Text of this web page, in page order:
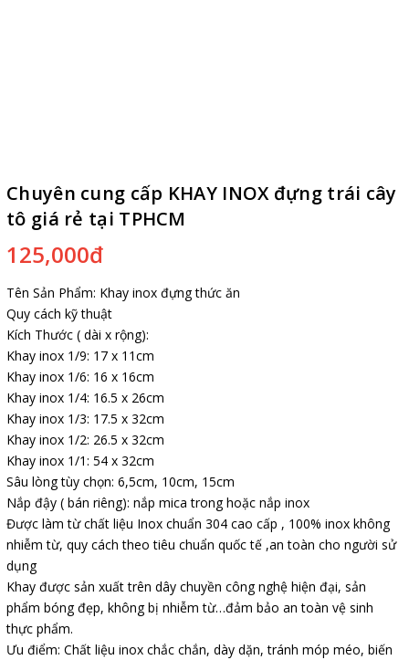
Chuyên cung cấp KHAY INOX đựng trái cây
tô giá rẻ tại TPHCM
125,000đ
Tên Sản Phẩm: Khay inox đựng thức ăn
Quy cách kỹ thuật
Kích Thước ( dài x rộng):
Khay inox 1/9: 17 x 11cm
Khay inox 1/6: 16 x 16cm
Khay inox 1/4: 16.5 x 26cm
Khay inox 1/3: 17.5 x 32cm
Khay inox 1/2: 26.5 x 32cm
Khay inox 1/1: 54 x 32cm
Sâu lòng tùy chọn: 6,5cm, 10cm, 15cm
Nắp đậy ( bán riêng): nắp mica trong hoặc nắp inox
Được làm từ chất liệu Inox chuẩn 304 cao cấp , 100% inox không
nhiễm từ, quy cách theo tiêu chuẩn quốc tế ,an toàn cho người sử
dụng
Khay được sản xuất trên dây chuyền công nghệ hiện đại, sản
phẩm bóng đẹp, không bị nhiễm từ…đảm bảo an toàn vệ sinh
thực phẩm.
Ưu điểm: Chất liệu inox chắc chắn, dày dặn, tránh móp méo, biến